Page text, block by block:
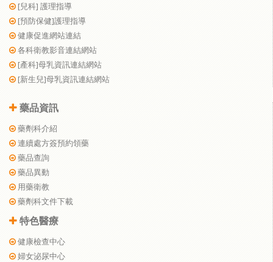
[兒科] 護理指導
[預防保健]護理指導
健康促進網站連結
各科衛教影音連結網站
[產科]母乳資訊連結網站
[新生兒]母乳資訊連結網站
藥品資訊
藥劑科介紹
連續處方簽預約領藥
藥品查詢
藥品異動
用藥衛教
藥劑科文件下載
特色醫療
健康檢查中心
婦女泌尿中心